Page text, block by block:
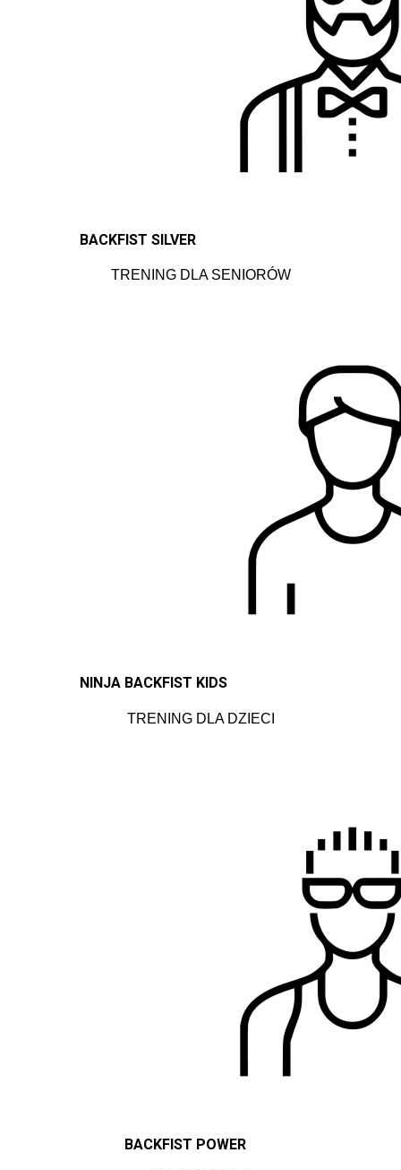
BACKFIST SILVER
TRENING DLA SENIORÓW
NINJA BACKFIST KIDS
TRENING DLA DZIECI
BACKFIST POWER